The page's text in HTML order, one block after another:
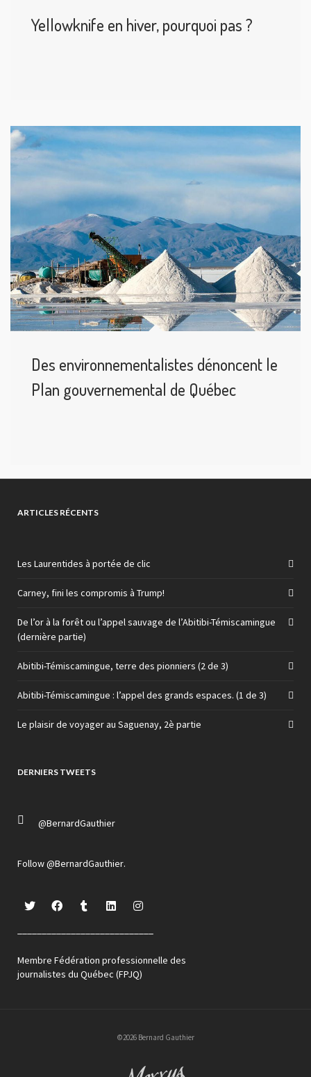
Yellowknife en hiver, pourquoi pas ?
Des environnementalistes dénoncent le
Plan gouvernemental de Québec
ARTICLES RÉCENTS
Les Laurentides à portée de clic
Carney, fini les compromis à Trump!
De l’or à la forêt ou l’appel sauvage de l’Abitibi-Témiscamingue
(dernière partie)
Abitibi-Témiscamingue, terre des pionniers (2 de 3)
Abitibi-Témiscamingue : l’appel des grands espaces. (1 de 3)
Le plaisir de voyager au Saguenay, 2è partie
DERNIERS TWEETS
@BernardGauthier
Follow@BernardGauthier.
Membre Fédération professionnelle des
journalistes du Québec (FPJQ)
©2026 Bernard Gauthier